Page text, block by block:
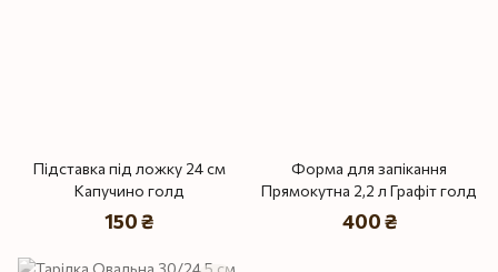
Підставка під ложку 24 см
Капучино голд
150 ₴
Форма для запікання
Прямокутна 2,2 л Графіт голд
400 ₴